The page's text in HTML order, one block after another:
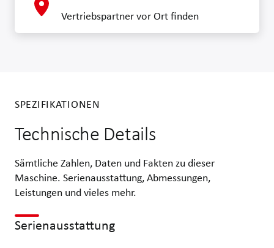
Vertriebspartner vor Ort finden
SPEZIFIKATIONEN
Technische Details
Sämtliche Zahlen, Daten und Fakten zu dieser
Maschine. Serienausstattung, Abmessungen,
Leistungen und vieles mehr.
Serienausstattung